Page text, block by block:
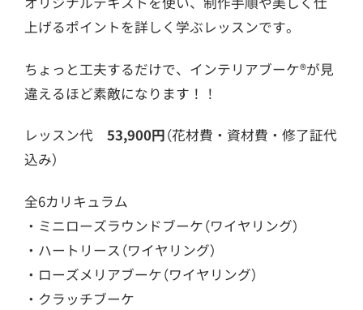
上げるポイントを詳しく学ぶレッスンです。
ちょっと工夫するだけで、インテリアブーケ®が見
違えるほど素敵になります！！
レッスン代 53,900円（花材費・資材費・修了証代
込み）
全6カリキュラム
・ミニローズラウンドブーケ（ワイヤリング）
・ハートリース（ワイヤリング）
・ローズメリアブーケ（ワイヤリング）
・クラッチブーケ